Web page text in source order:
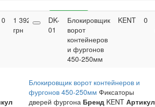
0
1 392,60
грн
Купить
DK-
01
Блокировщик
ворот
контейнеров
и фургонов
450-250мм
KENT 0
Блокировщик ворот контейнеров и
фургонов 450-250мм Фиксаторы
дверей фургона БрендKENT Артикул